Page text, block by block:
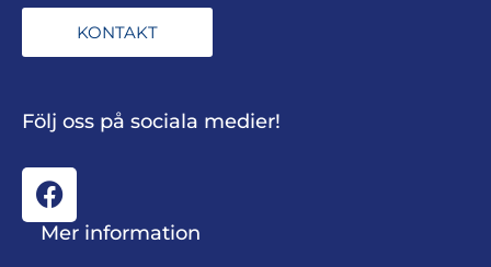
KONTAKT
Följ oss på sociala medier!
Mer information